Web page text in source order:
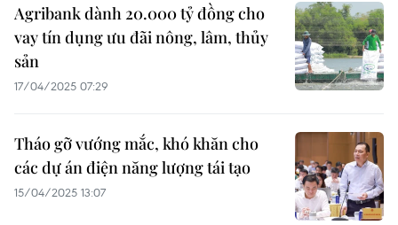
Agribank dành 20.000 tỷ đồng cho
vay tín dụng ưu đãi nông, lâm, thủy
sản
17/04/2025 07:29
Tháo gỡ vướng mắc, khó khăn cho
các dự án điện năng lượng tái tạo
15/04/2025 13:07